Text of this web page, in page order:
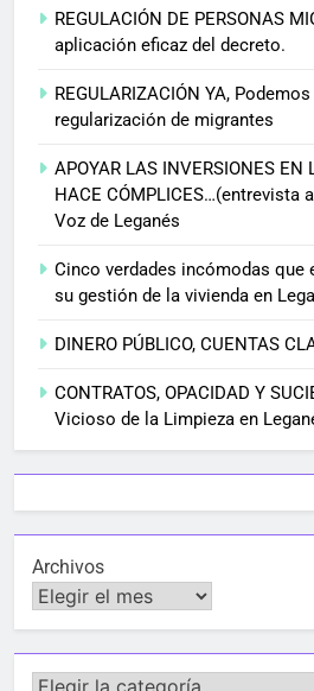
REGULACIÓN DE PERSONAS
aplicación eficaz del decreto.
REGULARIZACIÓN YA,
regularización de migrantes
APOYAR LAS INVERSIONES EN
HACE CÓMPLICES…(entrevista
Voz de Leganés
Cinco verdades incómodas que
su gestión de la vivienda en
DINERO PÚBLICO, CUENTAS
CONTRATOS, OPACIDAD Y
Vicioso de la Limpieza en
Archivos
Categorías